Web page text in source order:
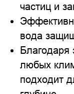
частиц и
вода
Благодаря
любых
подходит